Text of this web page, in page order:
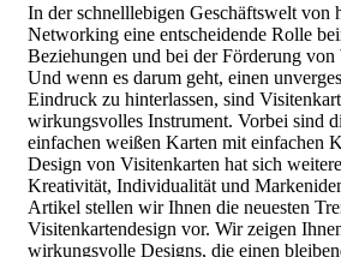
In der schnelllebigen Geschäftswelt von
Networking eine entscheidende Rolle
Beziehungen und bei der Förderung von
Und wenn es darum geht, einen
Eindruck zu hinterlassen, sind
wirkungsvolles Instrument. Vorbei sind
einfachen weißen Karten mit einfachen
Design von Visitenkarten hat sich
Kreativität, Individualität und
Artikel stellen wir Ihnen die neuesten
Visitenkartendesign vor. Wir zeigen
wirkungsvolle Designs, die einen